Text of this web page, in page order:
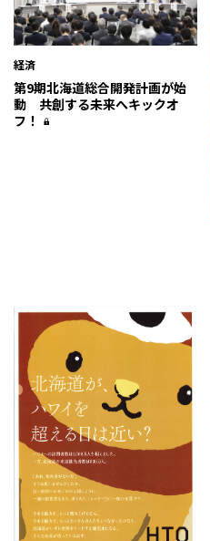
経済
第9期北海道総合開発計画が始
動 共創する未来へキックオ
フ！